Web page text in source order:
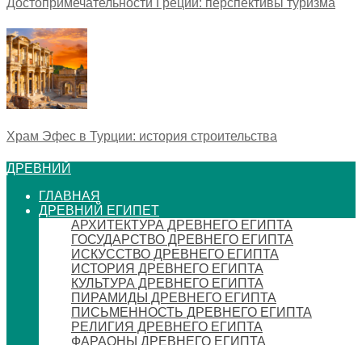
Достопримечательности Греции: перспективы туризма
Храм Эфес в Турции: история строительства
ДРЕВНИЙ
ГЛАВНАЯ
ДРЕВНИЙ ЕГИПЕТ
АРХИТЕКТУРА ДРЕВНЕГО ЕГИПТА
ГОСУДАРСТВО ДРЕВНЕГО ЕГИПТА
ИСКУССТВО ДРЕВНЕГО ЕГИПТА
ИСТОРИЯ ДРЕВНЕГО ЕГИПТА
КУЛЬТУРА ДРЕВНЕГО ЕГИПТА
ПИРАМИДЫ ДРЕВНЕГО ЕГИПТА
ПИСЬМЕННОСТЬ ДРЕВНЕГО ЕГИПТА
РЕЛИГИЯ ДРЕВНЕГО ЕГИПТА
ФАРАОНЫ ДРЕВНЕГО ЕГИПТА